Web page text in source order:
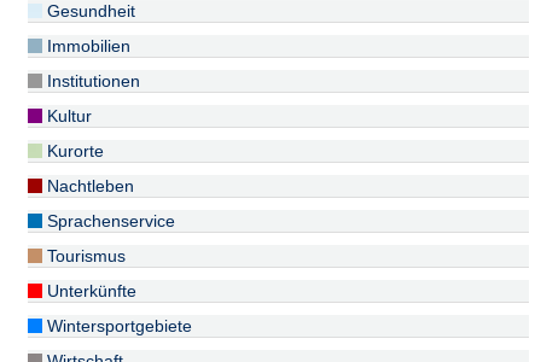
Gesundheit
Immobilien
Institutionen
Kultur
Kurorte
Nachtleben
Sprachenservice
Tourismus
Unterkünfte
Wintersportgebiete